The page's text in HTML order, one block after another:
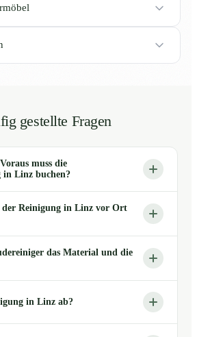
gestellte Fragen
muss die
in Linz buchen?
der Reinigung in Linz vor Ort
das Material und die
in Linz ab?